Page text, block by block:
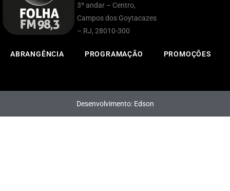
3º andar – Centro,
Campos dos Goytacazes
– RJ, 28010-300
ABRANGÊNCIA PROGRAMAÇÃO PROMOÇÕES
Desenvolvimento: Edson